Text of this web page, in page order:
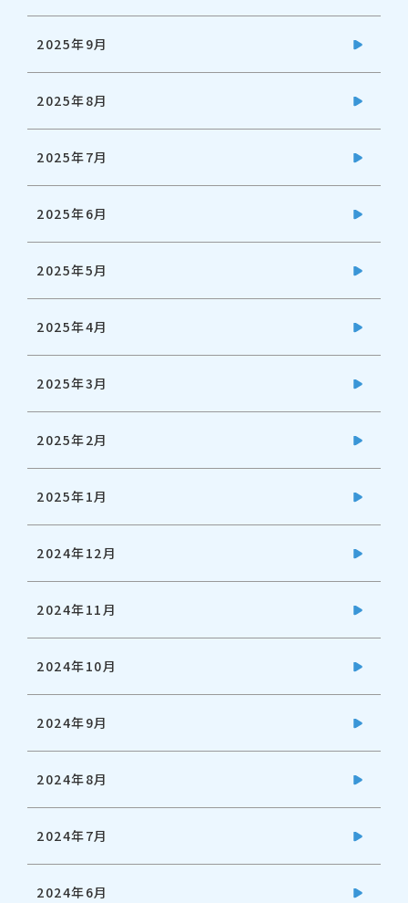
2025年9月
2025年8月
2025年7月
2025年6月
2025年5月
2025年4月
2025年3月
2025年2月
2025年1月
2024年12月
2024年11月
2024年10月
2024年9月
2024年8月
2024年7月
2024年6月